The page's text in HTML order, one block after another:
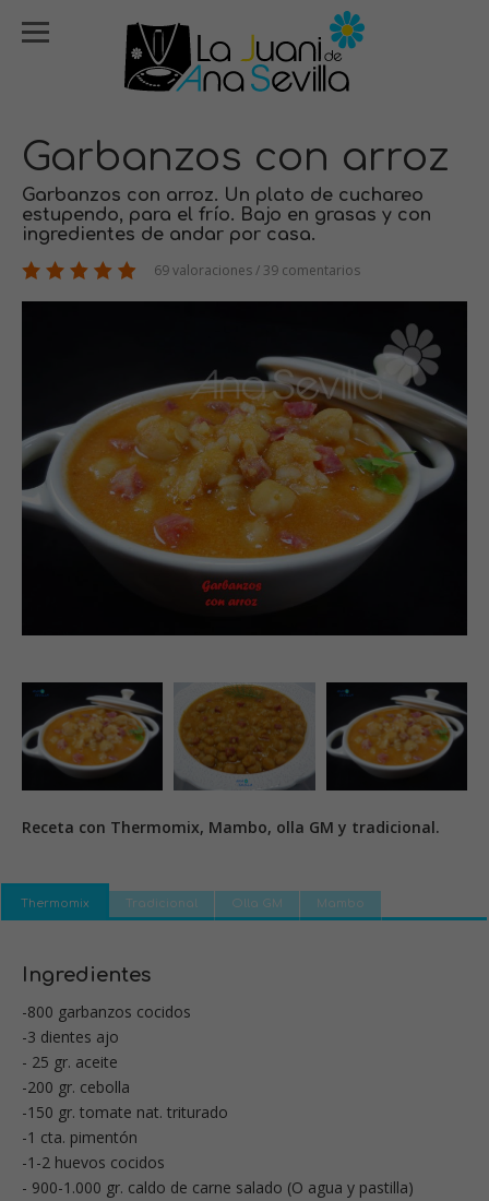
Garbanzos con arroz
Garbanzos con arroz. Un plato de cuchareo
estupendo, para el frío. Bajo en grasas y con
ingredientes de andar por casa.
69 valoraciones / 39 comentarios
Receta con Thermomix, Mambo, olla GM y tradicional.
Thermomix Tradicional Olla GM Mambo
Ingredientes
-800 garbanzos cocidos
-3 dientes ajo
- 25 gr. aceite
-200 gr. cebolla
-150 gr. tomate nat. triturado
-1 cta. pimentón
-1-2 huevos cocidos
- 900-1.000 gr. caldo de carne salado (O agua y pastilla)